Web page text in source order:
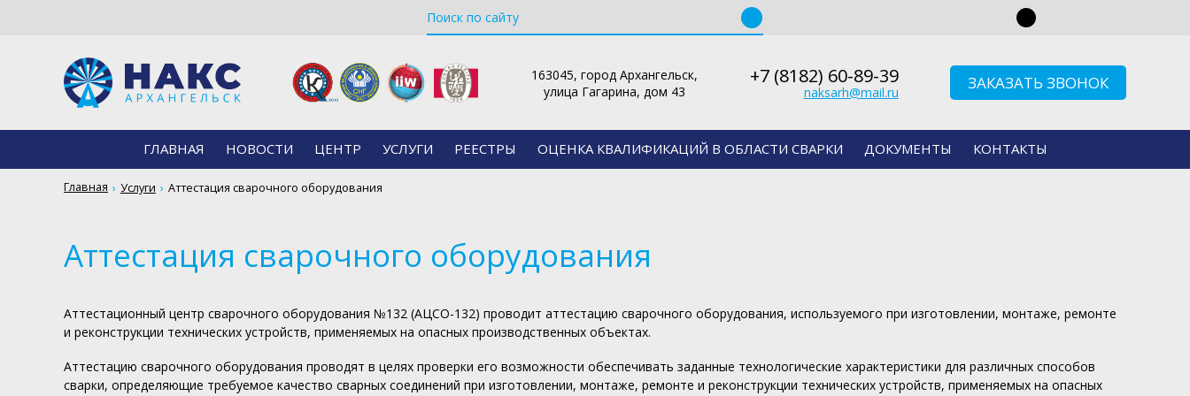
163045, город Архангельск,
улица Гагарина, дом 43
+7 (8182) 60-89-39
naksarh@mail.ru ЗАКАЗАТЬ ЗВОНОК
ГЛАВНАЯ НОВОСТИ ЦЕНТР УСЛУГИ РЕЕСТРЫ ОЦЕНКА КВАЛИФИКАЦИЙ В ОБЛАСТИ СВАРКИ ДОКУМЕНТЫ КОНТАКТЫ
Главная Услуги Аттестация сварочного оборудования
Аттестация сварочного оборудования
Аттестационный центр сварочного оборудования №132 (АЦСО-132) проводит аттестацию сварочного оборудования, используемого при изготовлении, монтаже, ремонте
и реконструкции технических устройств, применяемых на опасных производственных объектах.
Аттестацию сварочного оборудования проводят в целях проверки его возможности обеспечивать заданные технологические характеристики для различных способов
сварки, определяющие требуемое качество сварных соединений при изготовлении, монтаже, ремонте и реконструкции технических устройств, применяемых на опасных